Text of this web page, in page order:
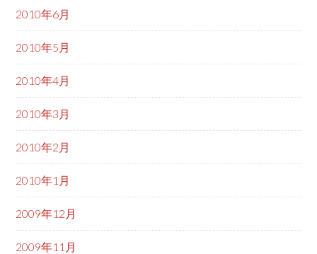
2010年6月
2010年5月
2010年4月
2010年3月
2010年2月
2010年1月
2009年12月
2009年11月